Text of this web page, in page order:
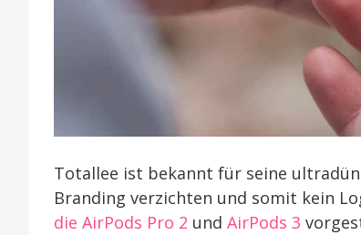
Totallee ist bekannt für seine
Branding verzichten und somit kein
die AirPods Pro 2 und AirPods 3